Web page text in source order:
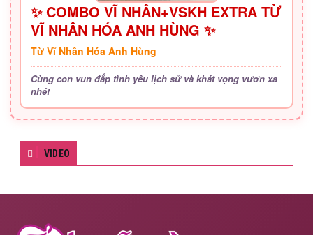
✨ COMBO VĨ NHÂN+VSKH EXTRA TỪ
VĨ NHÂN HÓA ANH HÙNG ✨
Từ Vĩ Nhân Hóa Anh Hùng
Cùng con vun đắp tình yêu lịch sử và khát vọng vươn xa
nhé!
VIDEO